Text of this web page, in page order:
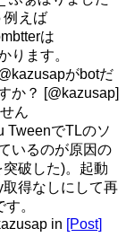
例えば
は
ります。
がbotだ
か？ [@kazusap]
ん
TweenでTLのソ
いるのが原因の
破した)。起動
得なしにして再
。
in [Post]